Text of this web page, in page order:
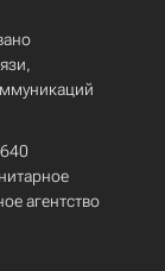
агентство